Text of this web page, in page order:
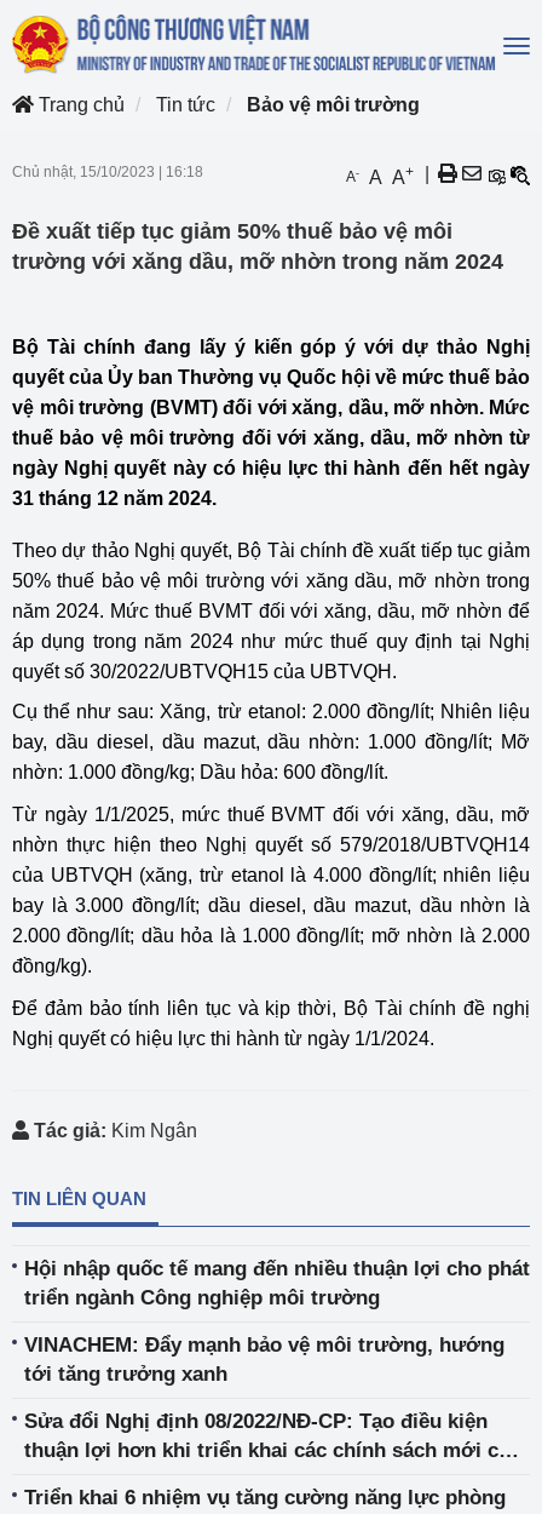
Trang chủ
Tin tức Bảo vệ môi trường
Chủ nhật, 15/10/2023 16:18 A- A A+
Đề xuất tiếp tục giảm 50% thuế bảo vệ môi
trường với xăng dầu, mỡ nhờn trong năm 2024
Bộ Tài chính đang lấy ý kiến góp ý với dự thảo Nghị
quyết của Ủy ban Thường vụ Quốc hội về mức thuế bảo
vệ môi trường (BVMT) đối với xăng, dầu, mỡ nhờn. Mức
thuế bảo vệ môi trường đối với xăng, dầu, mỡ nhờn từ
ngày Nghị quyết này có hiệu lực thi hành đến hết ngày
31 tháng 12 năm 2024.
Theo dự thảo Nghị quyết, Bộ Tài chính đề xuất tiếp tục giảm
50% thuế bảo vệ môi trường với xăng dầu, mỡ nhờn trong
năm 2024. Mức thuế BVMT đối với xăng, dầu, mỡ nhờn để
áp dụng trong năm 2024 như mức thuế quy định tại Nghị
quyết số 30/2022/UBTVQH15 của UBTVQH.
Cụ thể như sau: Xăng, trừ etanol: 2.000 đồng/lít; Nhiên liệu
bay, dầu diesel, dầu mazut, dầu nhờn: 1.000 đồng/lít; Mỡ
nhờn: 1.000 đồng/kg; Dầu hỏa: 600 đồng/lít.
Từ ngày 1/1/2025, mức thuế BVMT đối với xăng, dầu, mỡ
nhờn thực hiện theo Nghị quyết số 579/2018/UBTVQH14
của UBTVQH (xăng, trừ etanol là 4.000 đồng/lít; nhiên liệu
bay là 3.000 đồng/lít; dầu diesel, dầu mazut, dầu nhờn là
2.000 đồng/lít; dầu hỏa là 1.000 đồng/lít; mỡ nhờn là 2.000
đồng/kg).
Để đảm bảo tính liên tục và kịp thời, Bộ Tài chính đề nghị
Nghị quyết có hiệu lực thi hành từ ngày 1/1/2024.
Tác giả: Kim Ngân
TIN LIÊN QUAN
Hội nhập quốc tế mang đến nhiều thuận lợi cho phát
triển ngành Công nghiệp môi trường
VINACHEM: Đẩy mạnh bảo vệ môi trường, hướng
tới tăng trưởng xanh
Sửa đổi Nghị định 08/2022/NĐ-CP: Tạo điều kiện
thuận lợi hơn khi triển khai các chính sách mới của
Triển khai 6 nhiệm vụ tăng cường năng lực phòng